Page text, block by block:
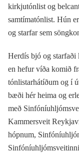
kirkjutónlist og
samtímatónlist. Hún
og starfar sem
Herdís bjó og
en hefur víða komið
tónlistarhátíðum og í
bæði hér heima og
með
Kammersveit
hópnum,